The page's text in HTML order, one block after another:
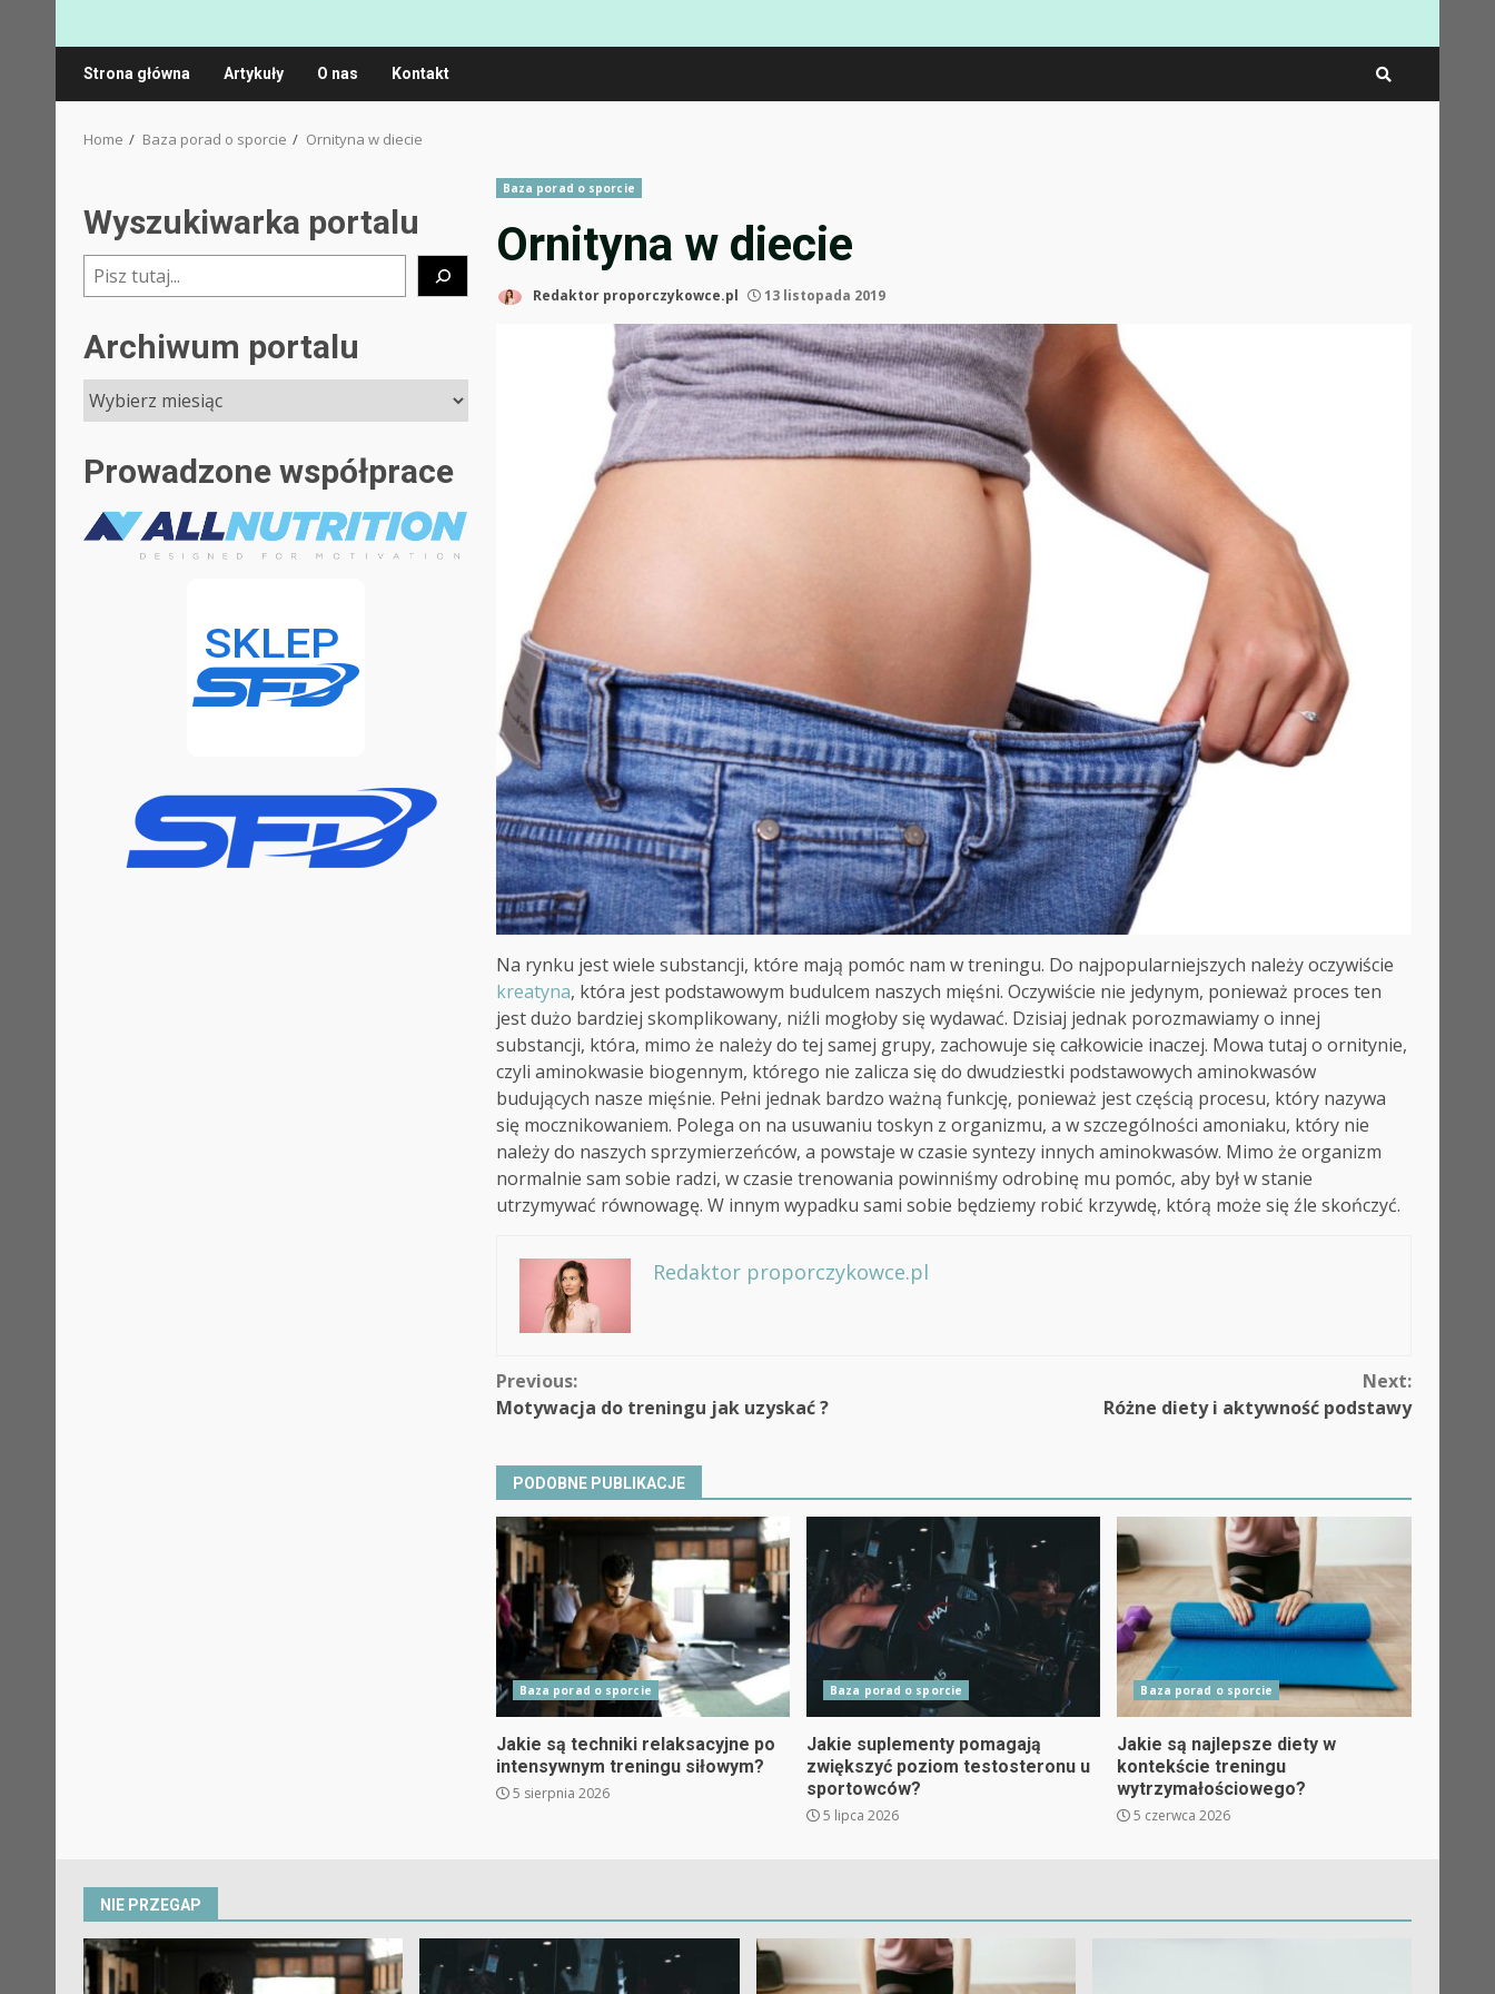
Strona główna Artykuły O nas Kontakt
Home Baza porad o sporcie Ornityna w diecie
Baza porad o sporcie
Ornityna w diecie
Redaktor proporczykowce.pl 13 listopada 2019
Na rynku jest wiele substancji, które mają pomóc nam w treningu. Do najpopularniejszych należy oczywiście
kreatyna, która jest podstawowym budulcem naszych mięśni. Oczywiście nie jedynym, ponieważ proces ten
jest dużo bardziej skomplikowany, niźli mogłoby się wydawać. Dzisiaj jednak porozmawiamy o innej
substancji, która, mimo że należy do tej samej grupy, zachowuje się całkowicie inaczej. Mowa tutaj o ornitynie,
czyli aminokwasie biogennym, którego nie zalicza się do dwudziestki podstawowych aminokwasów
budujących nasze mięśnie. Pełni jednak bardzo ważną funkcję, ponieważ jest częścią procesu, który nazywa
się mocznikowaniem. Polega on na usuwaniu toskyn z organizmu, a w szczególności amoniaku, który nie
należy do naszych sprzymierzeńców, a powstaje w czasie syntezy innych aminokwasów. Mimo że organizm
normalnie sam sobie radzi, w czasie trenowania powinniśmy odrobinę mu pomóc, aby był w stanie
utrzymywać równowagę. W innym wypadku sami sobie będziemy robić krzywdę, którą może się źle skończyć.
Redaktor proporczykowce.pl
Continue
Reading
Previous:
Motywacja do treningu jak uzyskać ?
Next:
Różne diety i aktywność podstawy
PODOBNE PUBLIKACJE
Baza porad o sporcie
Jakie są techniki relaksacyjne po
intensywnym treningu siłowym?
5 sierpnia 2026
Baza porad o sporcie
Jakie suplementy pomagają
zwiększyć poziom testosteronu u
sportowców?
5 lipca 2026
Baza porad o sporcie
Jakie są najlepsze diety w
kontekście treningu
wytrzymałościowego?
5 czerwca 2026
Wyszukiwarka portalu
Szukaj
Archiwum portalu
Prowadzone współprace
NIE PRZEGAP